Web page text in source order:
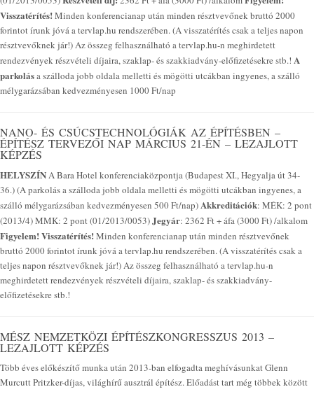
Visszatérítés!Minden konferencianap után minden résztvevőnek bruttó 2000
forintot írunk jóvá a tervlap.hu rendszerében. (A visszatérítés csak a teljes napon
résztvevőknek jár!) Az összeg felhasználható a tervlap.hu-n meghirdetett
rendezvények részvételi díjaira, szaklap- és szakkiadvány-előfizetésekre stb.! A
parkolása szálloda jobb oldala melletti és mögötti utcákban ingyenes, a szálló
mélygarázsában kedvezményesen 1000 Ft/nap
NANO- ÉS CSÚCSTECHNOLÓGIÁK AZ ÉPÍTÉSBEN –
ÉPÍTÉSZ TERVEZŐI NAP MÁRCIUS 21-ÉN – LEZAJLOTT
KÉPZÉS
HELYSZÍNA Bara Hotel konferenciaközpontja (Budapest XI., Hegyalja út 34-
36.) (A parkolás a szálloda jobb oldala melletti és mögötti utcákban ingyenes, a
szálló mélygarázsában kedvezményesen 500 Ft/nap)Akkreditációk: MÉK: 2 pont
(2013/4) MMK: 2 pont (01/2013/0053)Jegyár: 2362 Ft + áfa (3000 Ft) /alkalom
Figyelem! Visszatérítés!Minden konferencianap után minden résztvevőnek
bruttó 2000 forintot írunk jóvá a tervlap.hu rendszerében. (A visszatérítés csak a
teljes napon résztvevőknek jár!) Az összeg felhasználható a tervlap.hu-n
meghirdetett rendezvények részvételi díjaira, szaklap- és szakkiadvány-
előfizetésekre stb.!
MÉSZ NEMZETKÖZI ÉPÍTÉSZKONGRESSZUS 2013 –
LEZAJLOTT KÉPZÉS
Több éves előkészítő munka után 2013-ban elfogadta meghívásunkat Glenn
Murcutt Pritzker-díjas, világhírű ausztrál építész. Előadást tart még többek között